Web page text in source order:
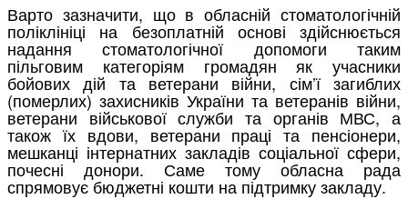
Варто зазначити, що в обласній стоматологічній
поліклініці на безоплатній основі здійснюється
надання стоматологічної допомоги таким
пільговим категоріям громадян як учасники
бойових дій та ветерани війни, сім’ї загиблих
(померлих) захисників України та ветеранів війни,
ветерани військової служби та органів МВС, а
також їх вдови, ветерани праці та пенсіонери,
мешканці інтернатних закладів соціальної сфери,
почесні донори. Саме тому обласна рада
спрямовує бюджетні кошти на підтримку закладу.